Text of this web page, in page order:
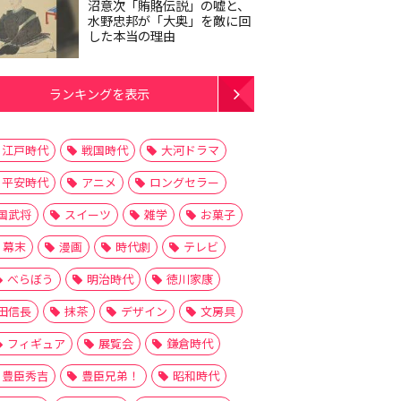
沼意次「賄賂伝説」の嘘と、
水野忠邦が「大奥」を敵に回
した本当の理由
ランキングを表示
江戸時代 戦国時代
大河ドラマ
平安時代
アニメ
ロングセラー
武将
スイーツ 雑学
お菓子
幕末
漫画 時代劇
テレビ
べらぼう
明治時代
徳川家康
信長
抹茶 デザイン
文房具
フィギュア
展覧会
鎌倉時代
豊臣秀吉
豊臣兄弟！
昭和時代